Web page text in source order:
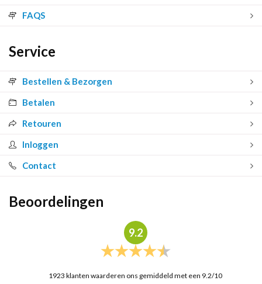
FAQS
Service
Bestellen & Bezorgen
Betalen
Retouren
Inloggen
Contact
Beoordelingen
9.2
1923 klanten waarderen ons gemiddeld met een 9.2/10